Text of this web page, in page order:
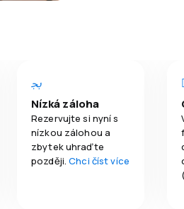
Nízká záloha
Rezervujte si nyní s
nízkou zálohou a
zbytek uhraďte
později.Chci číst více